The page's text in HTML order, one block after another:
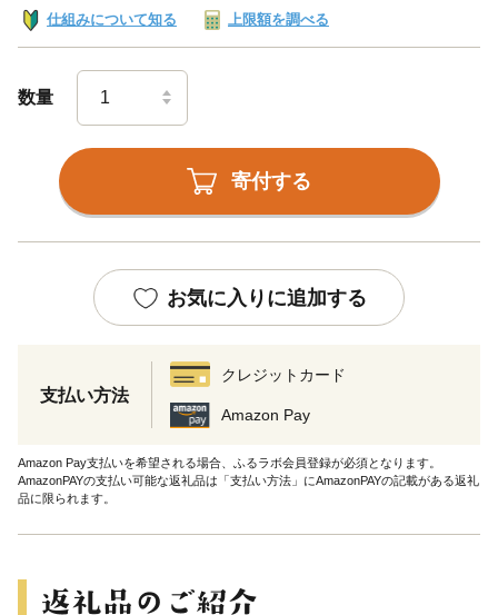
仕組みについて知る 上限額を調べる
数量
寄付する
お気に入りに追加する
支払い方法
クレジットカード
Amazon Pay
Amazon Pay支払いを希望される場合、ふるラボ会員登録が必須となります。
AmazonPAYの支払い可能な返礼品は「支払い方法」にAmazonPAYの記載がある返礼
品に限られます。